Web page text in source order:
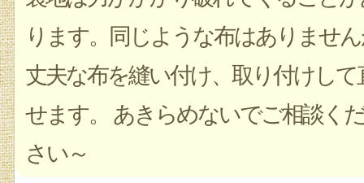
ります。同じような布はありませ
丈夫な布を縫い付け、取り付けして
せます。 あきらめないでご相談くだ
さい～